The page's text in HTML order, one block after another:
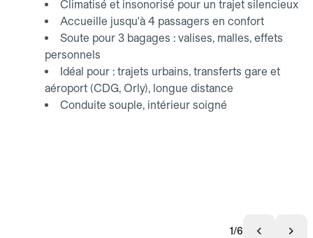
Climatisé et insonorisé pour un trajet silencieux
Accueille jusqu'à 4 passagers en confort
Soute pour 3 bagages : valises, malles, effets
personnels
Idéal pour : trajets urbains, transferts gare et
aéroport (CDG, Orly), longue distance
Conduite souple, intérieur soigné
1/6